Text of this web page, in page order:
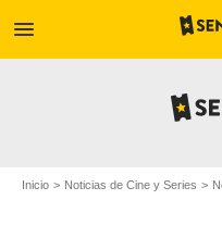
menu
Inicio Noticias de Cine y Series